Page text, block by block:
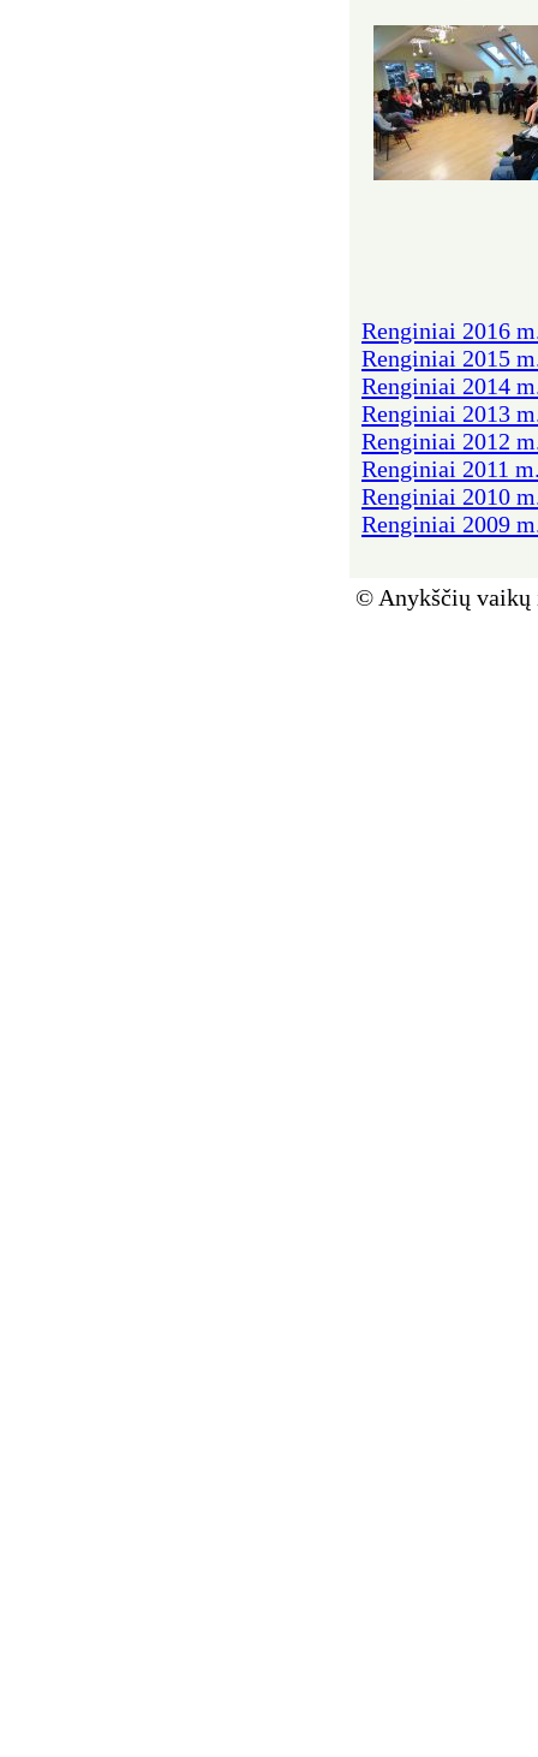
Renginiai 2016
Renginiai 2015
Renginiai 2014
Renginiai 2013
Renginiai 2012
Renginiai 2011
Renginiai 2010
Renginiai 2009
© Anykščių vaikų